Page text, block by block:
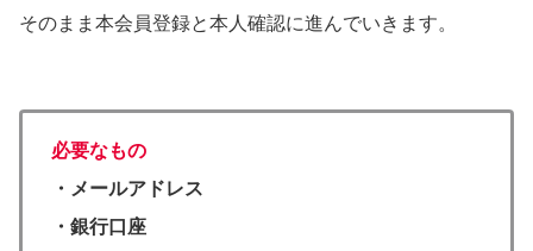
そのまま本会員登録と本人確認に進んでいきます。
必要なもの
・メールアドレス
・銀行口座